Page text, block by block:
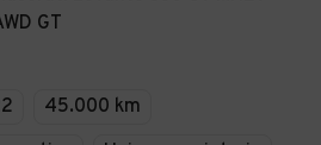
GT
45.000 km